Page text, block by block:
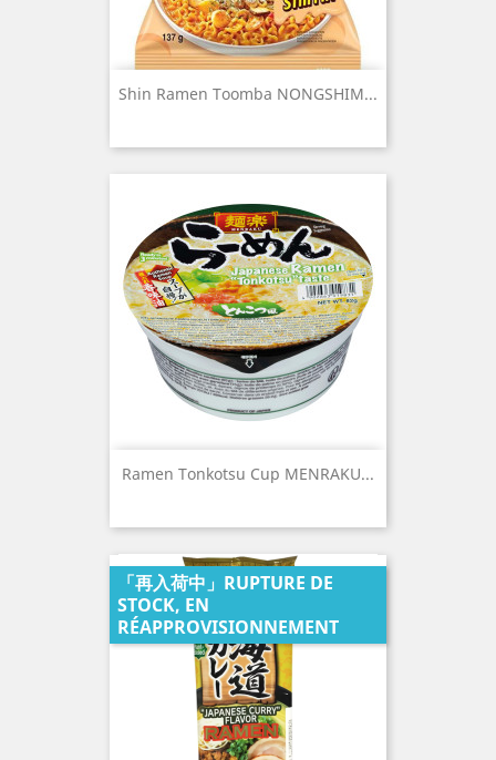
Shin Ramen Toomba NONGSHIM...
Ramen Tonkotsu Cup MENRAKU...
「再入荷中」RUPTURE DE
STOCK, EN
RÉAPPROVISIONNEMENT